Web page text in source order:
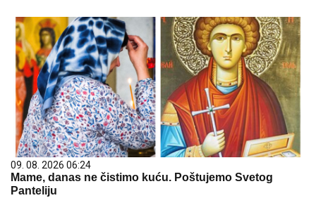
09. 08. 2026 06:24
Mame, danas ne čistimo kuću. Poštujemo Svetog
Panteliju